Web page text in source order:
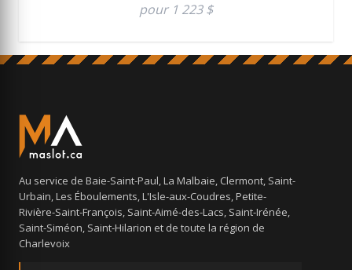
pour 1 223 $
Au service de Baie-Saint-Paul, La Malbaie, Clermont, Saint-
Urbain, Les Éboulements, L'Isle-aux-Coudres, Petite-
Rivière-Saint-François, Saint-Aimé-des-Lacs, Saint-Irénée,
Saint-Siméon, Saint-Hilarion et de toute la région de
Charlevoix